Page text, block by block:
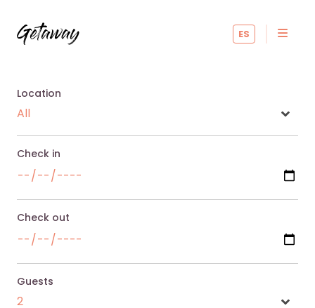
ES
Location
Check in
Check out
Guests